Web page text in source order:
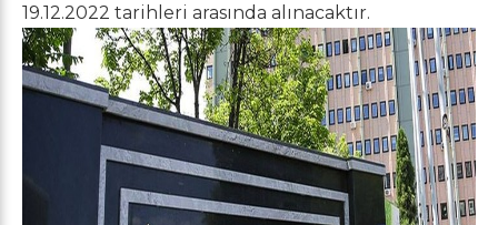
19.12.2022 tarihleri arasında alınacaktır.